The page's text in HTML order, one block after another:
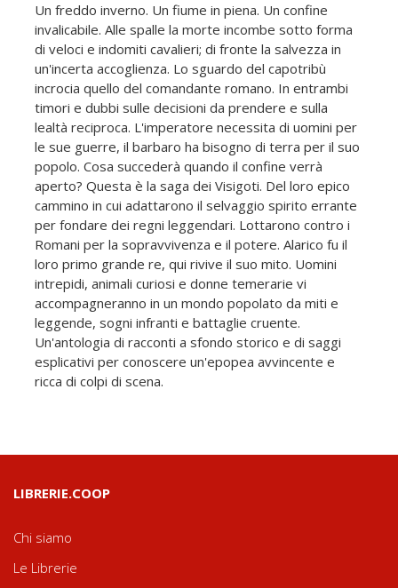
Un freddo inverno. Un fiume in piena. Un confine
invalicabile. Alle spalle la morte incombe sotto forma
di veloci e indomiti cavalieri; di fronte la salvezza in
un'incerta accoglienza. Lo sguardo del capotribù
incrocia quello del comandante romano. In entrambi
timori e dubbi sulle decisioni da prendere e sulla
lealtà reciproca. L'imperatore necessita di uomini per
le sue guerre, il barbaro ha bisogno di terra per il suo
popolo. Cosa succederà quando il confine verrà
aperto? Questa è la saga dei Visigoti. Del loro epico
cammino in cui adattarono il selvaggio spirito errante
per fondare dei regni leggendari. Lottarono contro i
Romani per la sopravvivenza e il potere. Alarico fu il
loro primo grande re, qui rivive il suo mito. Uomini
intrepidi, animali curiosi e donne temerarie vi
accompagneranno in un mondo popolato da miti e
leggende, sogni infranti e battaglie cruente.
Un'antologia di racconti a sfondo storico e di saggi
esplicativi per conoscere un'epopea avvincente e
ricca di colpi di scena.
LIBRERIE.COOP
Chi siamo
Le Librerie